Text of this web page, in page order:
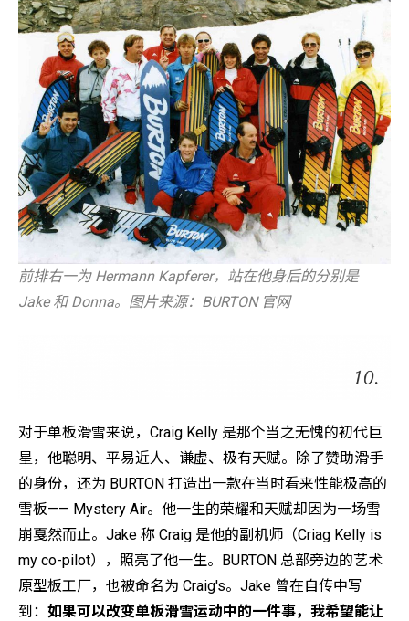
前排右一为 Hermann Kapferer，站在他身后的分别是
Jake 和 Donna。图片来源：BURTON 官网
对于单板滑雪来说，Craig Kelly 是那个当之无愧的初代巨
星，他聪明、平易近人、谦虚、极有天赋。除了赞助滑手
的身份，还为 BURTON 打造出一款在当时看来性能极高的
雪板—— Mystery Air。他一生的荣耀和天赋却因为一场雪
崩戛然而止。Jake 称 Craig 是他的副机师（Criag Kelly is
my co-pilot），照亮了他一生。BURTON 总部旁边的艺术
原型板工厂，也被命名为 Craig's。Jake 曾在自传中写
到： 如果可以改变单板滑雪运动中的一件事，我希望能让